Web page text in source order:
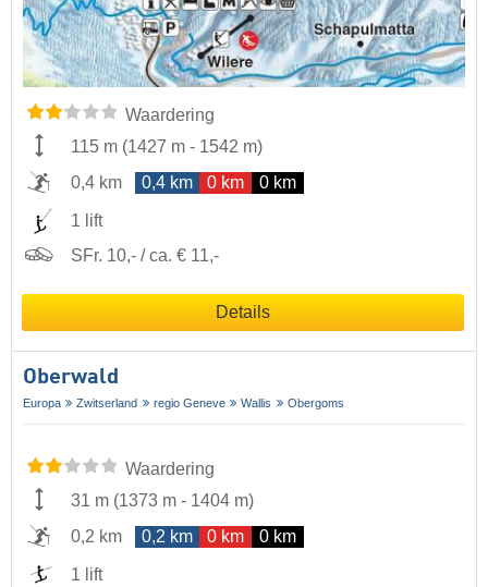
Waardering
115 m (1427 m - 1542 m)
0,4 km
0,4 km 0 km 0 km
1 lift
SFr. 10,- / ca. € 11,-
Details
Oberwald
Europa Zwitserland regio Geneve Wallis Obergoms
Waardering
31 m (1373 m - 1404 m)
0,2 km
0,2 km 0 km 0 km
1 lift